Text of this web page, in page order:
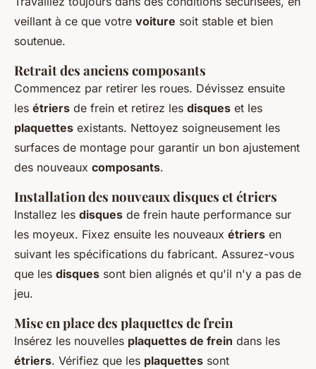
veillant à ce que votre voiture soit stable et bien
soutenue.
Retrait des anciens composants
Commencez par retirer les roues. Dévissez ensuite
les étriers de frein et retirez les disques et les
plaquettes existants. Nettoyez soigneusement les
surfaces de montage pour garantir un bon ajustement
des nouveaux composants.
Installation des nouveaux disques et étriers
Installez les disques de frein haute performance sur
les moyeux. Fixez ensuite les nouveaux étriers en
suivant les spécifications du fabricant. Assurez-vous
que les disques sont bien alignés et qu'il n'y a pas de
jeu.
Mise en place des plaquettes de frein
Insérez les nouvelles plaquettes de frein dans les
étriers. Vérifiez que les plaquettes sont